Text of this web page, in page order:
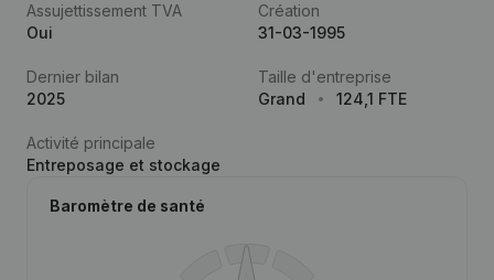
Assujettissement TVA
Oui
Création
31-03-1995
Dernier bilan
2025
Taille d'entreprise
Grand
124,1 FTE
Activité principale
Entreposage et stockage
Baromètre de santé